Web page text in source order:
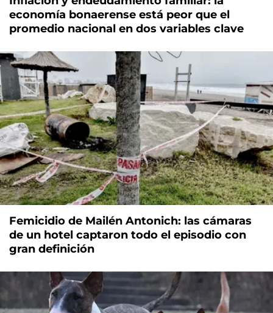
economía bonaerense está peor que el
promedio nacional en dos variables clave
Femicidio de Mailén Antonich: las cámaras
de un hotel captaron todo el episodio con
gran definición